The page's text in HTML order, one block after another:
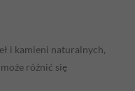
i kamieni naturalnych,
różnić się